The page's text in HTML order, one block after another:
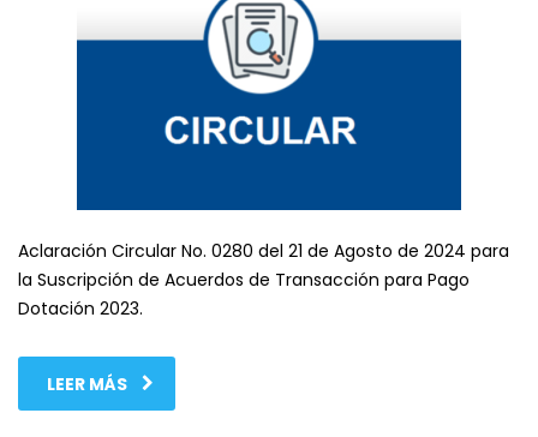
Aclaración Circular No. 0280 del 21 de Agosto de 2024 para
la Suscripción de Acuerdos de Transacción para Pago
Dotación 2023.
LEER MÁS